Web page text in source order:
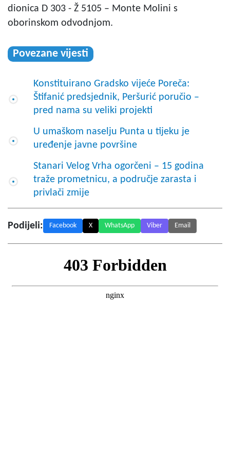
dionica D 303 - Ž 5105 – Monte Molini s
oborinskom odvodnjom.
Povezane vijesti
Konstituirano Gradsko vijeće Poreča:
Štifanić predsjednik, Peršurić poručio –
pred nama su veliki projekti
U umaškom naselju Punta u tijeku je
uređenje javne površine
Stanari Velog Vrha ogorčeni – 15 godina
traže prometnicu, a područje zarasta i
privlači zmije
Podijeli: Facebook X WhatsApp Viber Email